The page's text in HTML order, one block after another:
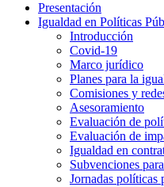
Presentación
Igualdad en Políticas
Introducción
Covid-19
Marco jurídico
Planes para la
Comisiones y
Asesoramiento
Evaluación de
Evaluación de
Igualdad en
Subvenciones
Jornadas políticas